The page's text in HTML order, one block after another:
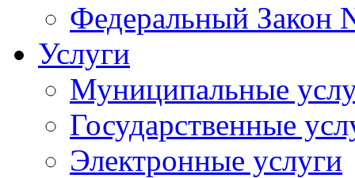
Федеральный Закон
Услуги
Муниципальные
Государственные
Электронные услуги